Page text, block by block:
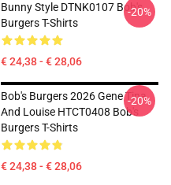
Bunny Style DTNK0107 Bob's
Burgers T-Shirts
€ 24,38 - € 28,06
-20%
Bob's Burgers 2026 Gene Tina
And Louise HTCT0408 Bob's
Burgers T-Shirts
€ 24,38 - € 28,06
-20%